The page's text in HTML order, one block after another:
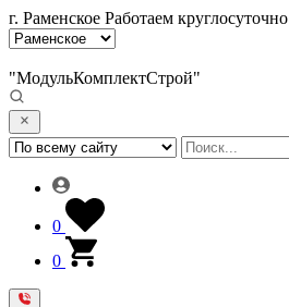
г. Раменское Работаем круглосуточно
"МодульКомплектСтрой"
0
0